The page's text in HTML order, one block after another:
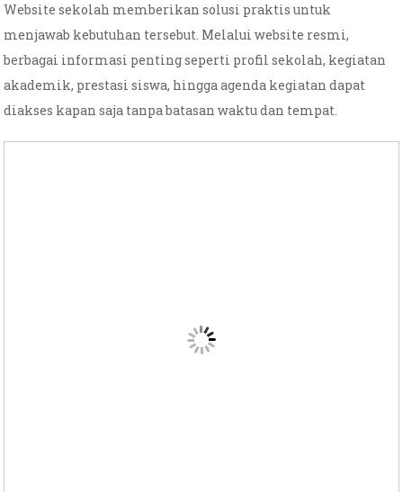
Website sekolah memberikan solusi praktis untuk
menjawab kebutuhan tersebut. Melalui website resmi,
berbagai informasi penting seperti profil sekolah, kegiatan
akademik, prestasi siswa, hingga agenda kegiatan dapat
diakses kapan saja tanpa batasan waktu dan tempat.